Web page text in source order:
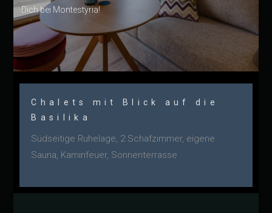
Dich bei Montestyria!
Chalets mit Blick auf die
Basilika
Südseitige Ruhelage, 2 Schafzimmer, eigene
Sauna, Kaminfeuer, Sonnenterrasse